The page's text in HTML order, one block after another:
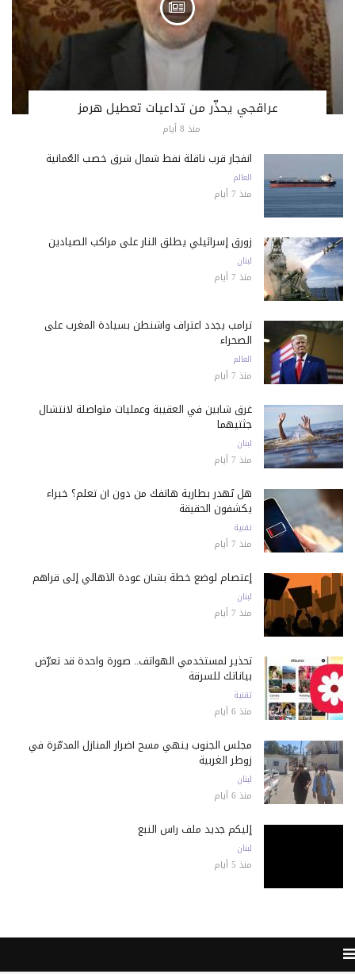
عراقجي يحذّر من تداعيات تعطيل هرمز
منذ 8 أيام
انفجار قرب ناقلة نفط شمال شرق خصب العُمانية
العالم
منذ 7 أيام
زورق إسرائيلي يطلق النار على مراكب الصيادين
لبنان
منذ 7 أيام
ترامب يجدد اعتراف واشنطن بسيادة المغرب على
الصحراء
العالم
منذ 7 أيام
غرق شابين في العقيبة وعمليات متواصلة لانتشال
جثتيهما
لبنان
منذ 7 أيام
هل تُهدر بطارية هاتفك من دون أن تعلم؟ خبراء
يكشفون الحقيقة
تقنية
منذ 7 أيام
إعتصام لوضع خطة بشأن عودة الأهالي إلى قراهم
لبنان
منذ 7 أيام
تحذير لمستخدمي الهواتف.. صورة واحدة قد تعرّض
بياناتك للسرقة
تقنية
منذ 6 أيام
مجلس الجنوب ينهي مسح أضرار المنازل المدمّرة في
زوطر الغربية
لبنان
منذ 6 أيام
إليكم جديد ملف رأس النبع
لبنان
منذ 5 أيام